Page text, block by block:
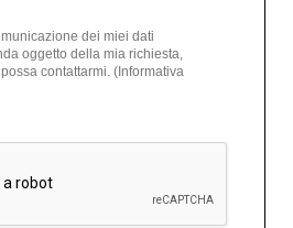
dei miei dati
oggetto della mia richiesta,
contattarmi. (Informativa